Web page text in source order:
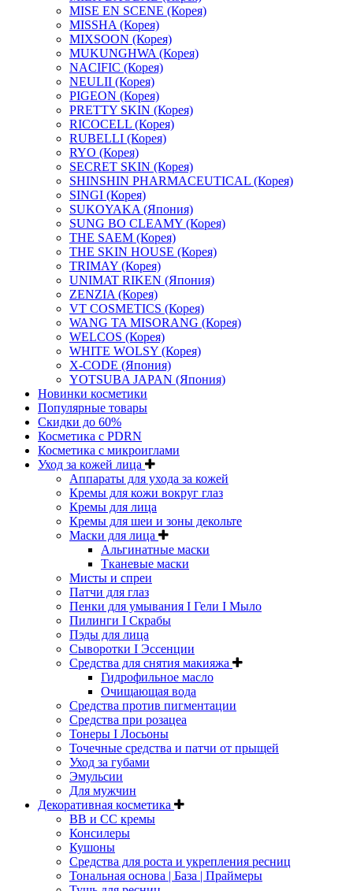
MISE EN SCENE (Корея)
MISSHA (Корея)
MIXSOON (Корея)
MUKUNGHWA (Корея)
NACIFIC (Корея)
NEULII (Корея)
PIGEON (Корея)
PRETTY SKIN (Корея)
RICOCELL (Корея)
RUBELLI (Корея)
RYO (Корея)
SECRET SKIN (Корея)
SHINSHIN PHARMACEUTICAL (Корея)
SINGI (Корея)
SUKOYAKA (Япония)
SUNG BO CLEAMY (Корея)
THE SAEM (Корея)
THE SKIN HOUSE (Корея)
TRIMAY (Корея)
UNIMAT RIKEN (Япония)
ZENZIA (Корея)
VT COSMETICS (Корея)
WANG TA MISORANG (Корея)
WELCOS (Корея)
WHITE WOLSY (Корея)
X-CODE (Япония)
YOTSUBA JAPAN (Япония)
Новинки косметики
Популярные товары
Скидки до 60%
Косметика с PDRN
Косметика с микроиглами
Уход за кожей лица
Аппараты для ухода за кожей
Кремы для кожи вокруг глаз
Кремы для лица
Кремы для шеи и зоны декольте
Маски для лица
Альгинатные маски
Тканевые маски
Мисты и спреи
Патчи для глаз
Пенки для умывания I Гели I Мыло
Пилинги I Cкрабы
Пэды для лица
Сыворотки I Эссенции
Средства для снятия макияжа
Гидрофильное масло
Очищающая вода
Средства против пигментации
Средства при розацеа
Тонеры I Лосьоны
Точечные средства и патчи от прыщей
Уход за губами
Эмульсии
Для мужчин
Декоративная косметика
ВВ и СС кремы
Консилеры
Кушоны
Средства для роста и укрепления ресниц
Тональная основа | База | Праймеры